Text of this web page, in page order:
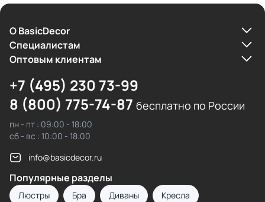
О BasicDecor
Cпециалистам
Оптовым клиентам
+7 (495) 230 73-99
8 (800) 775-74-87 бесплатно по России
пн - пт : 09:00 - 18:00
сб - вс : 10:00 - 18:00
info@basicdecor.ru
Популярные разделы
Люстры Бра Диваны Кресла